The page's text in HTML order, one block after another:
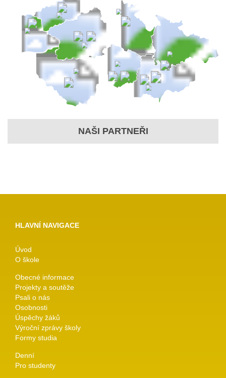
NAŠI PARTNEŘI
HLAVNÍ NAVIGACE
Úvod
O škole
Obecné informace
Projekty a soutěže
Psali o nás
Osobnosti
Úspěchy žáků
Výroční zprávy školy
Formy studia
Denní
Pro studenty